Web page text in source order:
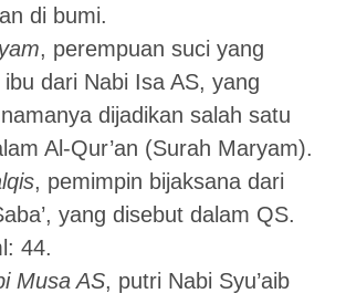
di bumi.
, perempuan suci yang
ibu dari Nabi Isa AS, yang
dijadikan salah satu
Al-Qur’an (Surah Maryam).
, pemimpin bijaksana dari
yang disebut dalam QS.
44.
Musa AS, putri Nabi Syu’aib